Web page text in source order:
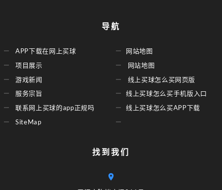
导航
APP下载在网上买球
项目展示
游戏新闻
服务宗旨
联系网上买球的app正规吗
SiteMap
网站地图
网站地图
线上买球怎么买网页版
线上买球怎么买手机版入口
线上买球怎么买APP下载
找到我们